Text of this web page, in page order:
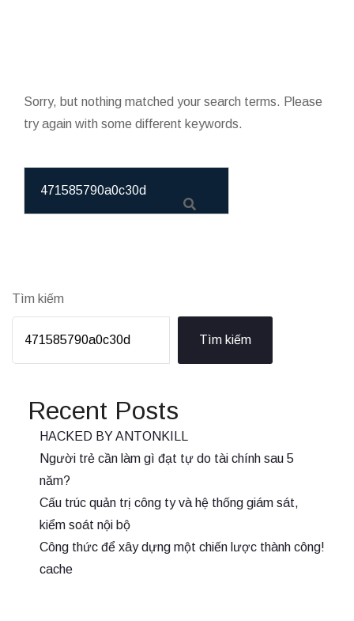
Sorry, but nothing matched your search terms. Please
try again with some different keywords.
Tìm kiếm
Tìm kiếm
Recent Posts
HACKED BY ANTONKILL
Người trẻ cần làm gì đạt tự do tài chính sau 5
năm?
Cấu trúc quản trị công ty và hệ thống giám sát,
kiểm soát nội bộ
Công thức để xây dựng một chiến lược thành công!
cache